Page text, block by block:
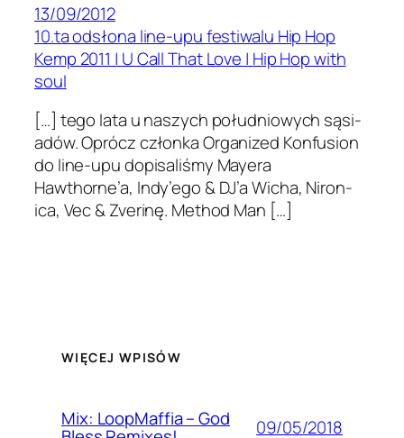
13/09/2012
10.ta odsłona line-upu festiwalu Hip Hop
Kemp 2011 | U Call That Love | Hip Hop with
soul
[…] tego lata u naszych połud­niowych sąsi­
adów. Oprócz członka Orga­nized Kon­fu­sion
do line-upu dopisal­iśmy May­era
Hawthorne’a, Indy’ego & DJ’a Wicha, Niron­
ica, Vec & Zver­inę. Method Man […]
WIĘCEJ WPISÓW
Mix: LoopMaffia – God 09/05/2018